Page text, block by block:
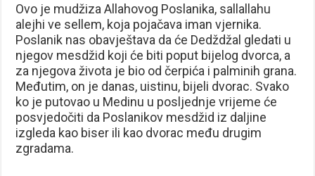
Ovo je mudžiza Allahovog Poslanika, sallallahu
alejhi ve sellem, koja pojačava iman vjernika.
Poslanik nas obavještava da će Dedždžal gledati u
njegov mesdžid koji će biti poput bijelog dvorca, a
za njegova života je bio od čerpića i palminih grana.
Međutim, on je danas, uistinu, bijeli dvorac. Svako
ko je putovao u Medinu u posljednje vrijeme će
posvjedočiti da Poslanikov mesdžid iz daljine
izgleda kao biser ili kao dvorac među drugim
zgradama.